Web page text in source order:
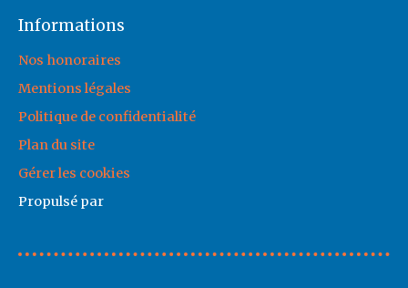
Informations
Nos honoraires
Mentions légales
Politique de confidentialité
Plan du site
Gérer les cookies
Propulsé par